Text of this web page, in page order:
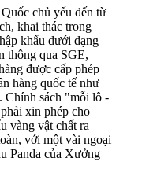
chủ yếu đến từ
khai thác trong
khẩu dưới dạng
thông qua SGE,
được cấp phép
hàng quốc tế như
Chính sách "mỗi lô -
xin phép cho
vàng vật chất ra
với một vài ngoại
Panda của Xưởng